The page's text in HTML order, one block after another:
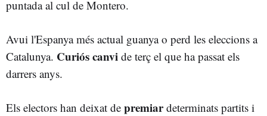
puntada al cul de Montero.
Avui l'Espanya més actual guanya o perd les eleccions a
Catalunya. Curiós canvi de terç el que ha passat els
darrers anys.
Els electors han deixat de premiardeterminats partits i